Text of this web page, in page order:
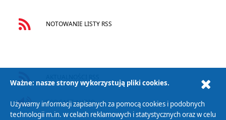
NOTOWANIE LISTY RSS
PODCAST AUDIO
Ważne: nasze strony wykorzystują pliki cookies.
Używamy informacji zapisanych za pomocą cookies i podobnych
technologii m.in. w celach reklamowych i statystycznych oraz w celu